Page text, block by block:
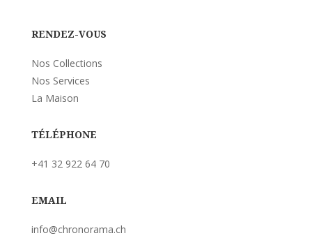
RENDEZ-VOUS
Nos Collections
Nos Services
La Maison
TÉLÉPHONE
+41 32 922 64 70
EMAIL
info@chronorama.ch